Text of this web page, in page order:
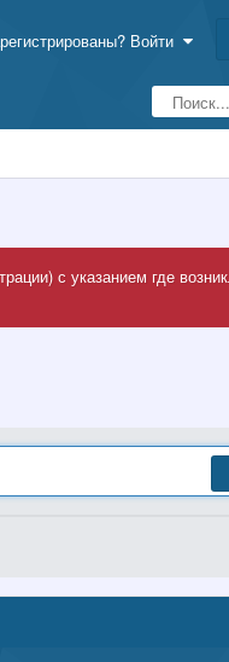
Войти
с указанием где